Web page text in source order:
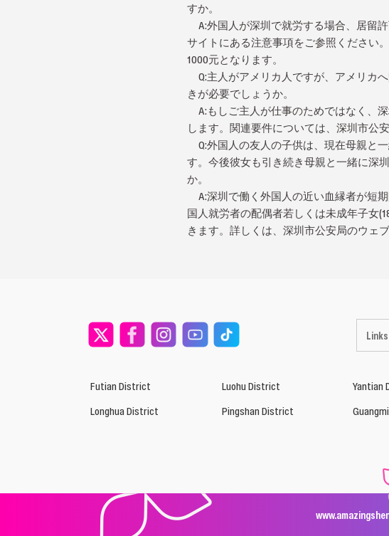
すか。
A:外国人が深圳で就労する場合、居留
サイトにある注意事項をご参照ください
1000元となります。
Q:主人がアメリカ人ですが、アメリカ
きが必要でしょうか。
A:もしご主人が仕事のためではなく、
します。関連要件については、深圳市公
Q:外国人の友人の子供は、現在母親と
す。今後彼女も引き続き母親と一緒に深
か。
A:深圳で働く外国人の近い血縁者が短
国人就労者の配偶者若しくは未成年子女
きます。詳しくは、深圳市公安局のウェ
Links
Futian District Luohu District Yantian
Longhua District
Pingshan District